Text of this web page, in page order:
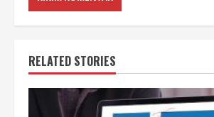
RELATED STORIES